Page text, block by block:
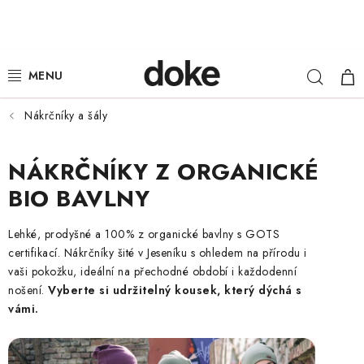
ŽENY
MUŽI
DĚTI
KLOBOUKY
DOPLŇKY
LOUNGE WEAR
Nákrčníky a šály
NÁKRČNÍKY Z ORGANICKÉ
BIO BAVLNY
Lehké, prodyšné a 100% z organické bavlny s GOTS
certifikací. Nákrčníky šité v Jeseníku s ohledem na přírodu i
vaši pokožku, ideální na přechodné období i každodenní
nošení. Vyberte si udržitelný kousek, který dýchá s
vámi.